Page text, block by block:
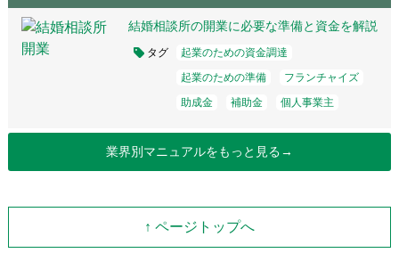
結婚相談所の開業に必要な準備と資金を解説
タグ
起業のための資金調達
起業のための準備
フランチャイズ
助成金
補助金 個人事業主
業界別マニュアルをもっと見る→
↑ ページトップへ